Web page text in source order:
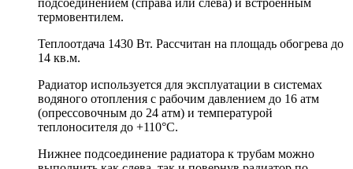
термовентилем.
Теплоотдача 1430 Вт. Рассчитан на площадь обогрева до
14 кв.м.
Радиатор используется для эксплуатации в системах
водяного отопления с рабочим давлением до 16 атм
(опрессовочным до 24 атм) и температурой
теплоносителя до +110°С.
Нижнее подсоединение радиатора к трубам можно